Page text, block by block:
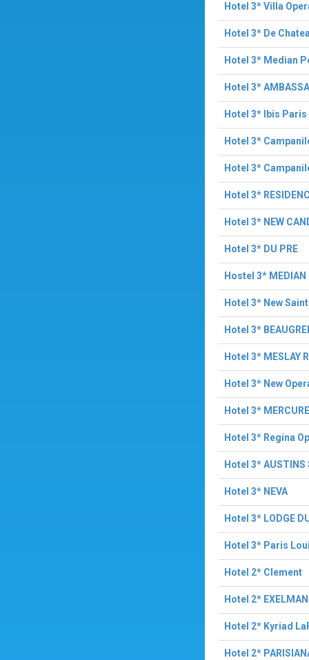
Hotel 3* Villa
Hotel 3* De
Hotel 3* Median
Hotel 3*
Hotel 3* Ibis
Hotel 3*
Hotel 3*
Hotel 3*
Hotel 3* NEW
Hotel 3* DU PRE
Hostel 3* MEDIAN
Hotel 3* New
Hotel 3*
Hotel 3* MESLAY
Hotel 3* New
Hotel 3*
Hotel 3* Regina
Hotel 3* AUSTINS
Hotel 3* NEVA
Hotel 3* LODGE
Hotel 3* Paris
Hotel 2* Clement
Hotel 2*
Hotel 2* Kyriad
Hotel 2*